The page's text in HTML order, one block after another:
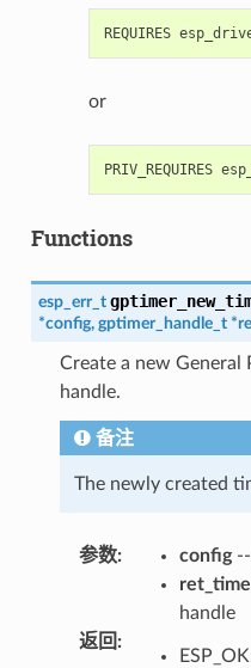
or
Functions
esp_err_t
*config, gptimer_handle_t *
Create a new General
handle.
备注
The newly created
参数: config--
handle
返回: